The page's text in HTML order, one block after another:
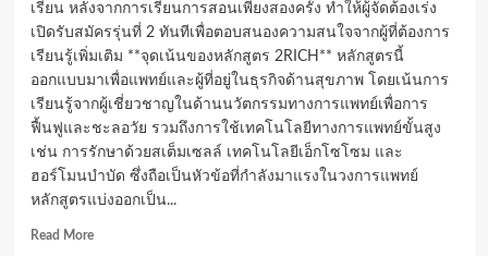
เรียน หลังจากการเรียนการสอนเพียงสองครั้ง ทำให้ผู้จัดต้องเร่ง
เปิดรับสมัครรุ่นที่ 2 ทันทีเพื่อตอบสนองความสนใจจากผู้ที่ต้องการ
เรียนรู้เพิ่มเติม **จุดเน้นของหลักสูตร 2RICH** หลักสูตรนี้
ออกแบบมาเพื่อแพทย์และผู้ที่อยู่ในธุรกิจด้านสุขภาพ โดยเน้นการ
เรียนรู้จากผู้เชี่ยวชาญในด้านนวัตกรรมทางการแพทย์เพื่อการ
ฟื้นฟูและชะลอวัย รวมถึงการใช้เทคโนโลยีทางการแพทย์ขั้นสูง
เช่น การรักษาด้วยสเต็มเซลล์ เทคโนโลยีเอ็กโซโซม และ
ฮอร์โมนบำบัด ซึ่งถือเป็นหัวข้อที่กำลังมาแรงในวงการแพทย์
หลักสูตรแบ่งออกเป็น...
Read MoreRead